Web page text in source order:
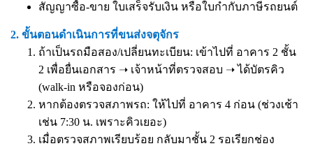
สัญญาซื้อ-ขาย ใบเสร็จรับเงิน หรือใบกำกับภาษีรถยนต์
2. ขั้นตอนดำเนินการที่ขนส่งจตุจักร
ถ้าเป็นรถมือสอง/เปลี่ยนทะเบียน: เข้าไปที่ อาคาร 2 ชั้น
2 เพื่อยื่นเอกสาร ➝ เจ้าหน้าที่ตรวจสอบ ➝ ได้บัตรคิว
(walk-in หรือจองก่อน)
หากต้องตรวจสภาพรถ: ให้ไปที่ อาคาร 4 ก่อน (ช่วงเช้า
เช่น 7:30 น. เพราะคิวเยอะ)
เมื่อตรวจสภาพเรียบร้อย กลับมาชั้น 2 รอเรียกช่อง